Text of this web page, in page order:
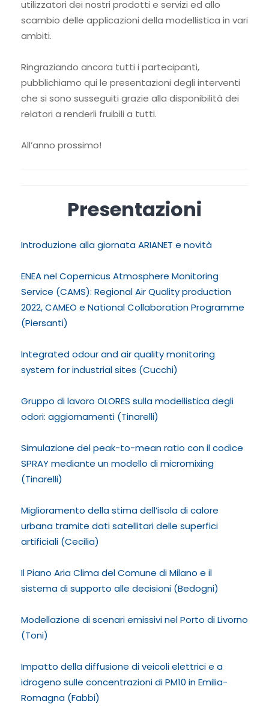
utilizzatori dei nostri prodotti e servizi ed allo
scambio delle applicazioni della modellistica in vari
ambiti.
Ringraziando ancora tutti i partecipanti,
pubblichiamo qui le presentazioni degli interventi
che si sono susseguiti grazie alla disponibilità dei
relatori a renderli fruibili a tutti.
All’anno prossimo!
Presentazioni
Introduzione alla giornata ARIANET e novità
ENEA nel Copernicus Atmosphere Monitoring
Service (CAMS): Regional Air Quality production
2022, CAMEO e National Collaboration Programme
(Piersanti)
Integrated odour and air quality monitoring
system for industrial sites (Cucchi)
Gruppo di lavoro OLORES sulla modellistica degli
odori: aggiornamenti (Tinarelli)
Simulazione del peak-to-mean ratio con il codice
SPRAY mediante un modello di micromixing
(Tinarelli)
Miglioramento della stima dell’isola di calore
urbana tramite dati satellitari delle superfici
artificiali (Cecilia)
Il Piano Aria Clima del Comune di Milano e il
sistema di supporto alle decisioni (Bedogni)
Modellazione di scenari emissivi nel Porto di Livorno
(Toni)
Impatto della diffusione di veicoli elettrici e a
idrogeno sulle concentrazioni di PM10 in Emilia-
Romagna (Fabbi)